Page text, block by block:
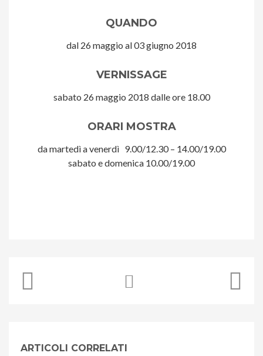
QUANDO
dal 26 maggio al 03 giugno 2018
VERNISSAGE
sabato 26 maggio 2018 dalle ore 18.00
ORARI MOSTRA
da martedì a venerdì 9.00/12.30 – 14.00/19.00
sabato e domenica 10.00/19.00
ARTICOLI CORRELATI